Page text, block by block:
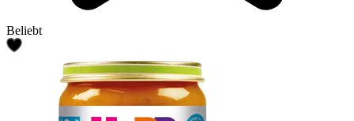
Beliebt